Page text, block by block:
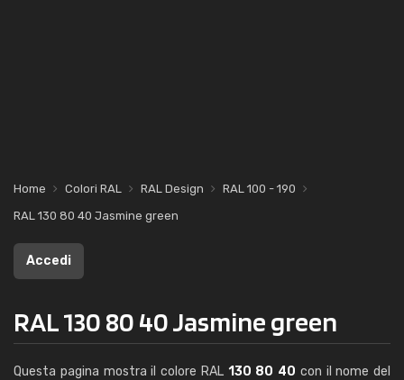
Home Colori RAL RAL Design
RAL 100 - 190
RAL 130 80 40 Jasmine green
Accedi
RAL 130 80 40 Jasmine green
Questa pagina mostra il colore RAL 130 80 40 con il nome del